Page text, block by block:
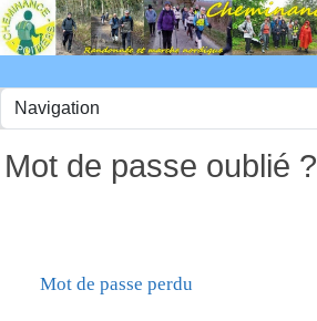
Mot de passe oublié ?
Mot de passe perdu
Panneau de gestion des cookies